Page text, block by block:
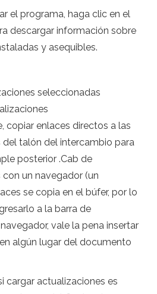
el programa, haga clic en el
descargar información sobre
y asequibles.
seleccionadas
copiar enlaces directos a las
del talón del intercambio para
posterior .Cab de
un navegador (un
se copia en el búfer, por lo
a la barra de
vale la pena insertar
algún lugar del documento
cargar actualizaciones es